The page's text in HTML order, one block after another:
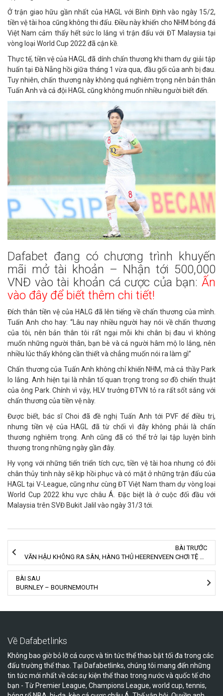
Ở trận giao hữu gần nhất của HAGL với Bình Định vào ngày 15/2,
tiền vệ tài hoa cũng không thi đấu. Điều này khiến cho NHM bóng đá
Việt Nam cảm thấy hết sức lo lắng vì trận đấu với ĐT Malaysia tại
vòng loại World Cup 2022 đã cận kề.
Thực tế, tiền vệ của HAGL đã dính chấn thương khi tham dự giải tập
huấn tại Đà Nẵng hồi giữa tháng 1 vừa qua, đầu gối của anh bị đau.
Tuy nhiên, chấn thương này không quá nghiêm trọng nên bản thân
Tuấn Anh và cả đội HAGL cũng không muốn nhiều người biết đến.
Dafabet đang có chương trình khuyến
mãi mở tài khoản – Nhận tới 500,000
VNĐ vào tài khoản cá cược của bạn: Ấn
vào đây để biết thêm chi tiết!
Đích thân tiền vệ của HALG đã lên tiếng về chấn thương của mình.
Tuấn Anh cho hay: “Lâu nay nhiều người hay nói về chấn thương
của tôi, nên bản thân tôi rất ngại mỗi khi chân bị đau vì không
muốn những người thân, bạn bè và cả người hâm mộ lo lắng, nên
nhiều lúc thấy không cần thiết và chẳng muốn nói ra làm gì”
Chấn thương của Tuấn Anh không chỉ khiến NHM, mà cả thầy Park
lo lắng. Anh hiện tại là nhân tố quan trọng trong sơ đồ chiến thuật
của ông Park. Chính vì vậy, HLV trưởng ĐTVN tỏ ra rất sốt sắng với
chấn thương của tiền vệ này.
Được biết, bác sĩ Choi đã đề nghị Tuấn Anh tới PVF để điều trị,
nhưng tiền vệ của HAGL đã từ chối vì đây không phải là chấn
thương nghiêm trọng. Anh cũng đã có thể trở lại tập luyện bình
thương trong những ngày gần đây.
Hy vọng với những tiến triển tích cực, tiền vệ tài hoa nhưng có đôi
chân thủy tinh này sẽ kịp hồi phục và có mặt ở những trận đấu của
HAGL tại V-League, cũng như cùng ĐT Việt Nam tham dự vòng loại
World Cup 2022 khu vực châu Á. Đặc biệt là ở cuộc đối đầu với
Malaysia trên SVĐ Bukit Jalil vào ngày 31/3 tới.
BÀI TRƯỚC
VĂN HẬU KHÔNG RA SÂN, HÀNG THỦ HEERENVEEN CHƠI TỆ HẠI
BÀI SAU
BURNLEY – BOURNEMOUTH
Về Dafabetlinks
Không bao giờ bỏ lỡ cá cược và tin tức thể thao bật tối đa trong các
đấu trường thể thao. Tại Dafabetlinks, chúng tôi mang đến những
tin tức mới nhất về các sự kiện thể thao trong nước và quốc tế cho
bạn - Từ Premier League, Champions League, world cup, tennis,